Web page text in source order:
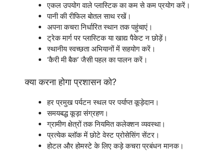
एकल उपयोग वाले प्लास्टिक का कम से कम प्रयोग करें।
पानी की रीफिल बोतल साथ रखें।
अपना कचरा निर्धारित स्थान तक पहुंचाएं।
ट्रेक मार्ग पर प्लास्टिक या खाद्य पैकेट न छोड़ें।
स्थानीय स्वच्छता अभियानों में सहयोग करें।
‘कैरी मी बैक’ जैसी पहल का पालन करें।
क्या करना होगा प्रशासन को?
हर प्रमुख पर्यटन स्थल पर पर्याप्त कूड़ेदान।
समयबद्ध कूड़ा संग्रहण।
ग्रामीण क्षेत्रों तक नियमित कलेक्शन व्यवस्था।
प्रत्येक ब्लॉक में छोटे वेस्ट प्रोसेसिंग सेंटर।
होटल और होमस्टे के लिए कड़े कचरा प्रबंधन मानक।